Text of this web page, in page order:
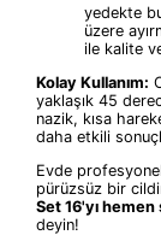
yedekte
üzere
ile kalite
Kolay Kullanım:
yaklaşık 45
nazik, kısa
daha etkili
Evde
pürüzsüz bir
Set 16'yı hemen
deyin!